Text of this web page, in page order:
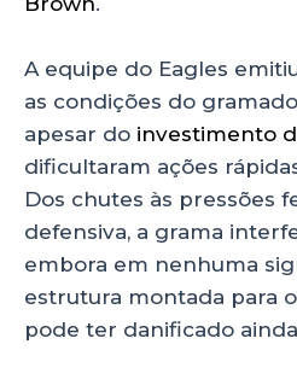
A equipe do Eagles
as condições do
apesar do investimento
dificultaram ações
Dos chutes às pressões
defensiva, a grama
embora em nenhuma
estrutura montada para o
pode ter danificado